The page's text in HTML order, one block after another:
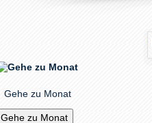
Gehe zu Monat
Gehe zu Monat